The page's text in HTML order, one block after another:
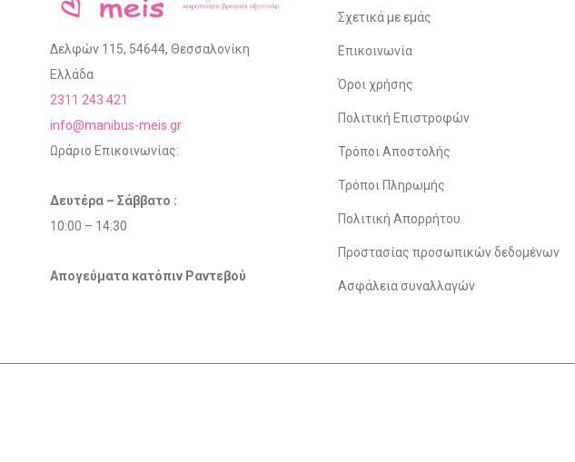
Δελφών 115, 54644, Θεσσαλονίκη
Ελλάδα
2311 243 421
info@manibus-meis.gr
Ωράριο Επικοινωνίας:
Δευτέρα – Σάββατο :
10:00 – 14:30
Απογεύματα κατόπιν Ραντεβού
Σχετικά με εμάς
Επικοινωνία
Όροι χρήσης
Πολιτική Επιστροφών
Τρόποι Αποστολής
Τρόποι Πληρωμής
Πολιτική Απορρήτου
Προστασίας προσωπικών δεδομένων
Ασφάλεια συναλλαγών